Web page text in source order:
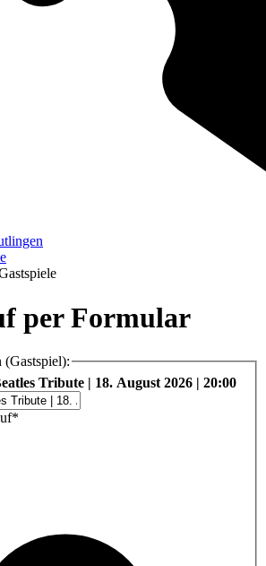
per Formular
(Gastspiel):
Tribute | 18. August 2026 | 20:00
*